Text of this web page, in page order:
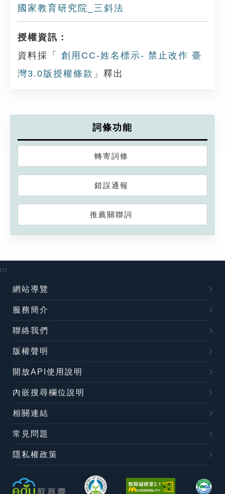
國家教育研究院_三斜法
授權資訊：
資料採「
創用CC-姓名標示- 禁止改作 臺
灣3.0版授權條款 」釋出
詞條功能
轉寄詞條
錯誤通報
推薦關聯詞
:::
網站導覽
服務簡介
聯絡我們
版權聲明
開放API使用說明
內嵌搜尋欄位說明
相關連結
常見問題
隱私權政策